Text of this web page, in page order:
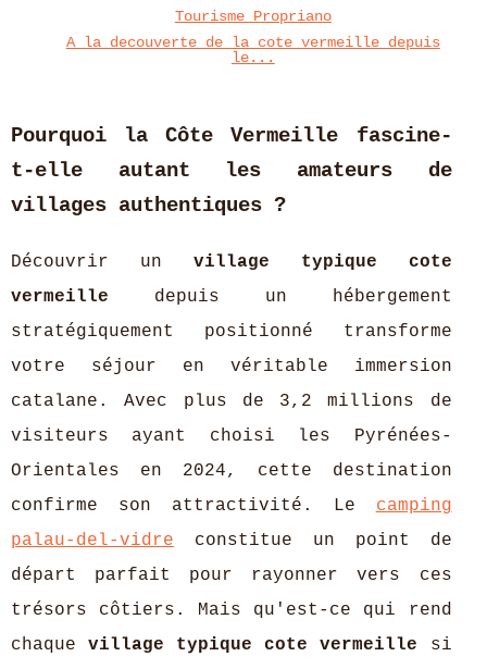
Tourisme Propriano
A la decouverte de la cote vermeille depuis
le...
Pourquoi la Côte Vermeille fascine-
t-elle autant les amateurs de
villages authentiques ?
Découvrir un village typique cote
vermeille depuis un hébergement
stratégiquement positionné transforme
votre séjour en véritable immersion
catalane. Avec plus de 3,2 millions de
visiteurs ayant choisi les Pyrénées-
Orientales en 2024, cette destination
confirme son attractivité. Le camping
palau-del-vidre constitue un point de
départ parfait pour rayonner vers ces
trésors côtiers. Mais qu'est-ce qui rend
chaquevillage typique cote vermeille si